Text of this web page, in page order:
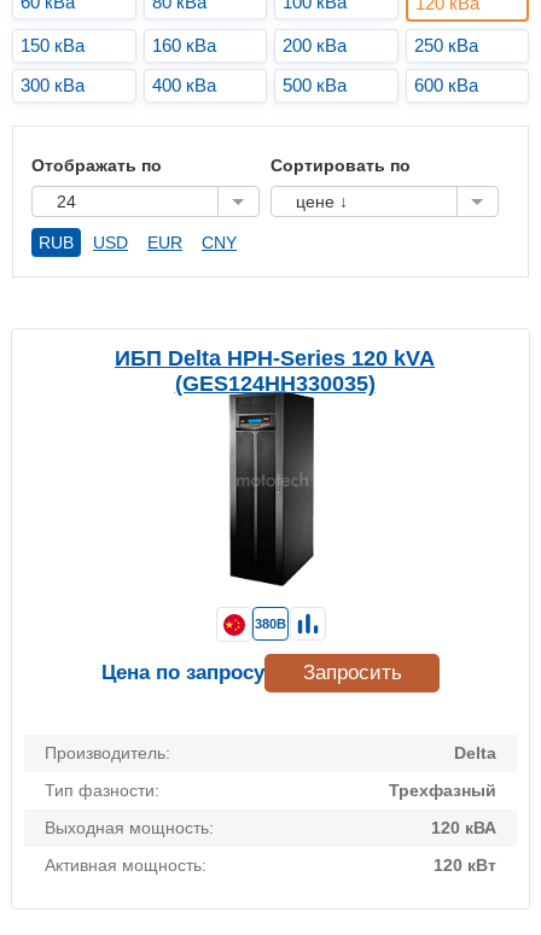
150 кВа 160 кВа 200 кВа
250 кВа
300 кВа
400 кВа 500 кВа 600 кВа
Отображать по
24
Сортировать по
цене ↓
RUB USD EUR CNY
ИБП Delta HPH-Series 120 kVA
(GES124HH330035)
Производитель:
Delta
Тип фазности:
Трехфазный
Выходная мощность:
120 кВА
Активная мощность:
120 кВт
380В
Цена по запросу Запросить